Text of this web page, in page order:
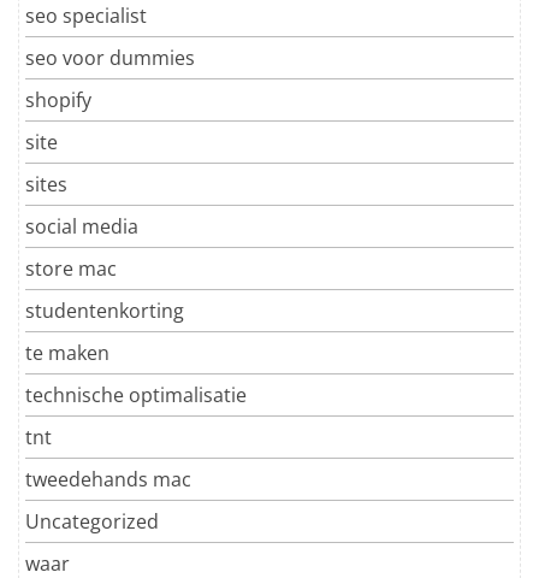
seo specialist
seo voor dummies
shopify
site
sites
social media
store mac
studentenkorting
te maken
technische optimalisatie
tnt
tweedehands mac
Uncategorized
waar